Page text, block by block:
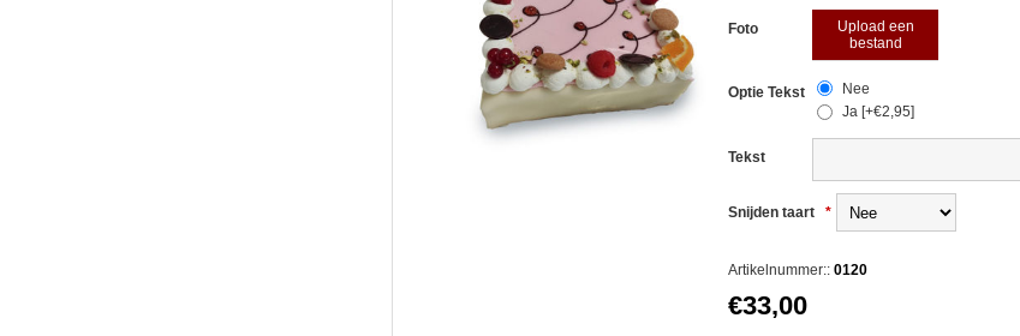
Foto
Upload een
bestand
Optie Tekst
Nee
Ja [+€2,95]
Tekst
Snijden taart *
Artikelnummer:: 0120
€33,00